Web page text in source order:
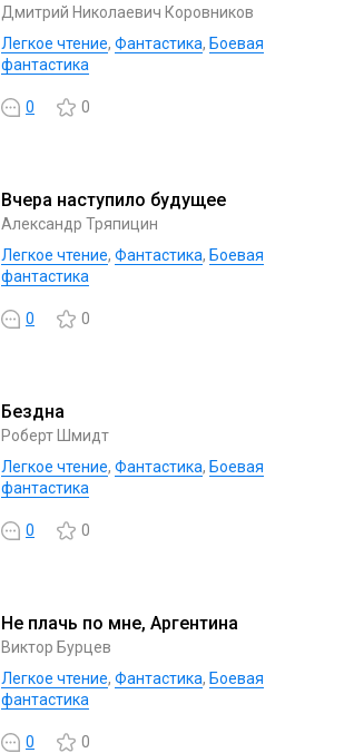
Дмитрий Николаевич Коровников
Легкое чтение, Фантастика, Боевая
фантастика
0 0
Вчера наступило будущее
Александр Тряпицин
Легкое чтение, Фантастика, Боевая
фантастика
0 0
Бездна
Роберт Шмидт
Легкое чтение, Фантастика, Боевая
фантастика
0 0
Не плачь по мне, Аргентина
Виктор Бурцев
Легкое чтение, Фантастика, Боевая
фантастика
0 0